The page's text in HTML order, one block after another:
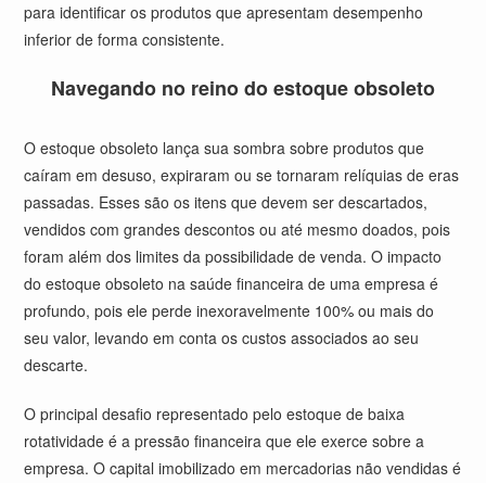
para identificar os produtos que apresentam desempenho
inferior de forma consistente.
Navegando no reino do estoque obsoleto
O estoque obsoleto lança sua sombra sobre produtos que
caíram em desuso, expiraram ou se tornaram relíquias de eras
passadas. Esses são os itens que devem ser descartados,
vendidos com grandes descontos ou até mesmo doados, pois
foram além dos limites da possibilidade de venda. O impacto
do estoque obsoleto na saúde financeira de uma empresa é
profundo, pois ele perde inexoravelmente 100% ou mais do
seu valor, levando em conta os custos associados ao seu
descarte.
O principal desafio representado pelo estoque de baixa
rotatividade é a pressão financeira que ele exerce sobre a
empresa. O capital imobilizado em mercadorias não vendidas é